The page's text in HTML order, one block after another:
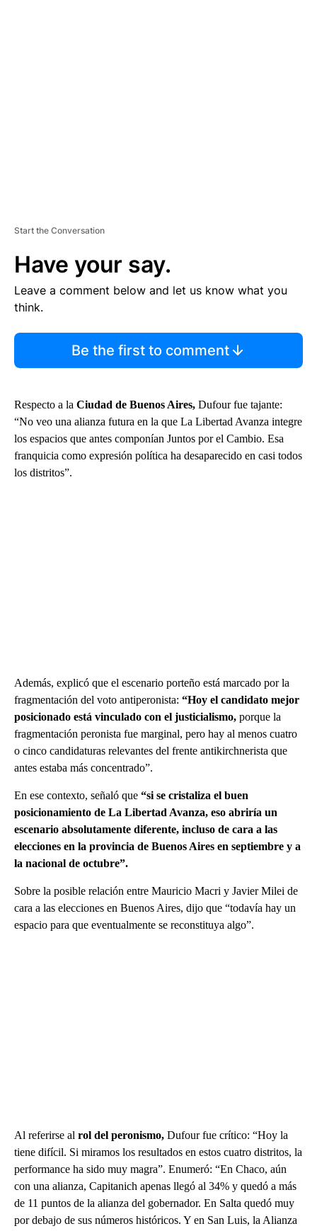
Start the Conversation
Have your say.
Leave a comment below and let us know what you
think.
Be the first to comment
Respecto a la Ciudad de Buenos Aires, Dufour fue tajante:
“No veo una alianza futura en la que La Libertad Avanza integre
los espacios que antes componían Juntos por el Cambio. Esa
franquicia como expresión política ha desaparecido en casi todos
los distritos”.
Además, explicó que el escenario porteño está marcado por la
fragmentación del voto antiperonista: “Hoy el candidato mejor
posicionado está vinculado con el justicialismo, porque la
fragmentación peronista fue marginal, pero hay al menos cuatro
o cinco candidaturas relevantes del frente antikirchnerista que
antes estaba más concentrado”.
En ese contexto, señaló que “si se cristaliza el buen
posicionamiento de La Libertad Avanza, eso abriría un
escenario absolutamente diferente, incluso de cara a las
elecciones en la provincia de Buenos Aires en septiembre y a
la nacional de octubre”.
Sobre la posible relación entre Mauricio Macri y Javier Milei de
cara a las elecciones en Buenos Aires, dijo que “todavía hay un
espacio para que eventualmente se reconstituya algo”.
Al referirse al rol del peronismo, Dufour fue crítico: “Hoy la
tiene difícil. Si miramos los resultados en estos cuatro distritos, la
performance ha sido muy magra”. Enumeró: “En Chaco, aún
con una alianza, Capitanich apenas llegó al 34% y quedó a más
de 11 puntos de la alianza del gobernador. En Salta quedó muy
por debajo de sus números históricos. Y en San Luis, la Alianza